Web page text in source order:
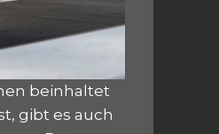
beinhaltet
gibt es auch